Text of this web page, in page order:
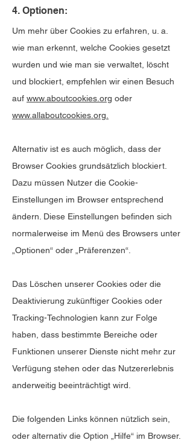
4. Optionen:
Um mehr über Cookies zu erfahren, u. a.
wie man erkennt, welche Cookies gesetzt
wurden und wie man sie verwaltet, löscht
und blockiert, empfehlen wir einen Besuch
auf www.aboutcookies.org oder
www.allaboutcookies.org.
Alternativ ist es auch möglich, dass der
Browser Cookies grundsätzlich blockiert.
Dazu müssen Nutzer die Cookie-
Einstellungen im Browser entsprechend
ändern. Diese Einstellungen befinden sich
normalerweise im Menü des Browsers unter
„Optionen“ oder „Präferenzen“.
Das Löschen unserer Cookies oder die
Deaktivierung zukünftiger Cookies oder
Tracking-Technologien kann zur Folge
haben, dass bestimmte Bereiche oder
Funktionen unserer Dienste nicht mehr zur
Verfügung stehen oder das Nutzererlebnis
anderweitig beeinträchtigt wird.
Die folgenden Links können nützlich sein,
oder alternativ die Option „Hilfe“ im Browser.​